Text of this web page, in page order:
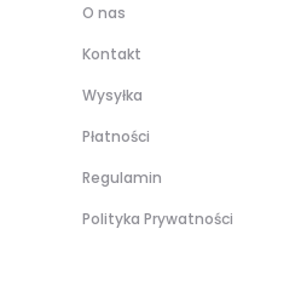
O nas
Kontakt
Wysyłka
Płatności
Regulamin
Polityka Prywatności